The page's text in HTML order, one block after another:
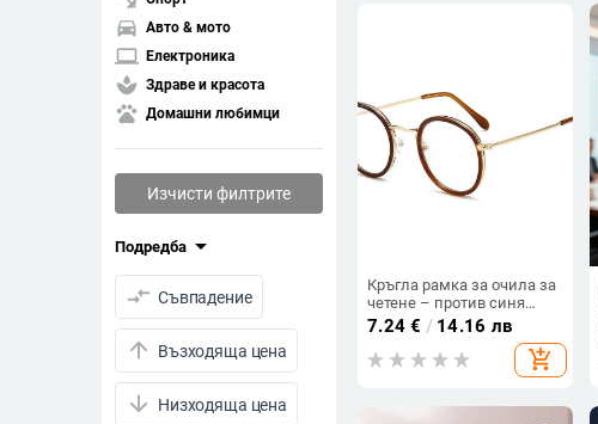
directions_car Авто & мото
laptop Електроника
spa Здраве и красота
pets Домашни любимци
Изчисти филтрите
Подредба arrow_drop_down
compare_arrows Съвпадение
arrow_upward Възходяща цена
arrow_downward Низходяща цена
Кръгла рамка за очила за
четене – против синя
светлина, ултра лека,
унисекс, очила за
пресбиопия, модерен
минималистичен стил
7.24 € / 14.16 лв
add_shopping_cart